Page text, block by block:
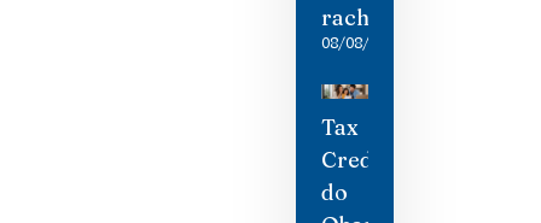
rachaduras
08/08/2026
Tax
Credit
do